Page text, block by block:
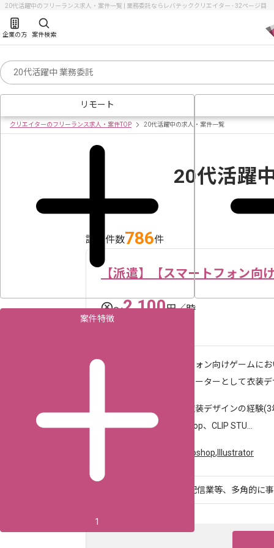
20代活躍中のフリーランス求人・案件一覧 | 業務委託ならレバテッククリエイター - 32ページ目
企業の方 案件検索
リモート
案件特徴
1
クリエイターのフリーランス求人・案件TOP 20代活躍中の求人・案件一覧
20代活躍
該当件数786件
【派遣】【スマートフォン向
〜2,100円／時
渋谷（東京都）
作業内容
スマートフォン向けゲームに
イラストレーターとして衣装
・幅広い衣装デザインの経験
・Photoshop、CLIP STU...
Photoshop, Illustrator
スマホアプリや広告配信業等、多角的に